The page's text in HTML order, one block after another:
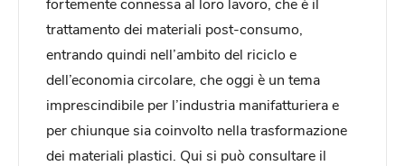
trattamento dei materiali post-consumo,
entrando quindi nell’ambito del riciclo e
dell’economia circolare, che oggi è un tema
imprescindibile per l’industria manifatturiera e
per chiunque sia coinvolto nella trasformazione
dei materiali plastici. Qui si può consultare il